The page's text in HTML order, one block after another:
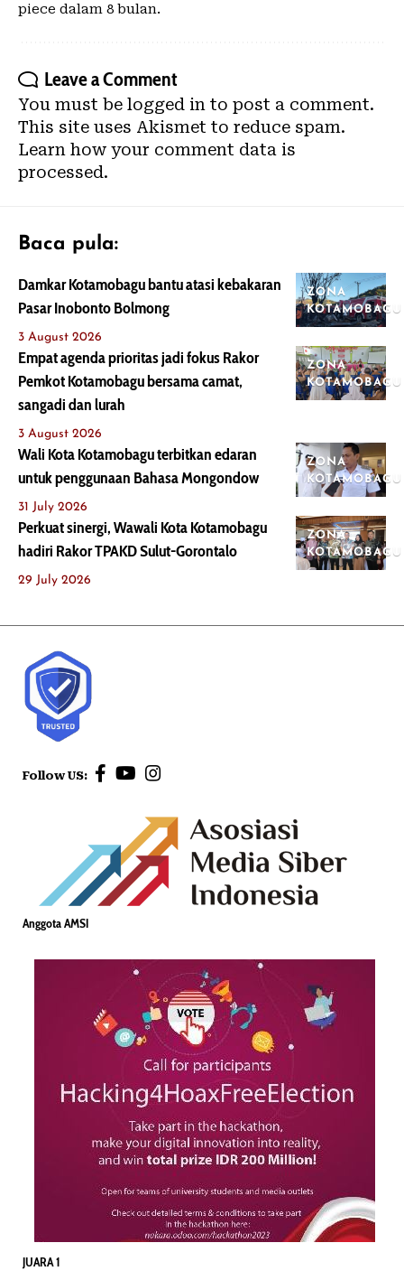
piece dalam 8 bulan.
Leave a Comment
You must be logged in to post a comment.
This site uses Akismet to reduce spam.
Learn how your comment data is
processed.
Baca pula:
ZONA
KOTAMOBAGU
Damkar Kotamobagu bantu atasi kebakaran
Pasar Inobonto Bolmong
3 August 2026
ZONA
KOTAMOBAGU
Empat agenda prioritas jadi fokus Rakor
Pemkot Kotamobagu bersama camat,
sangadi dan lurah
3 August 2026
ZONA
KOTAMOBAGU
Wali Kota Kotamobagu terbitkan edaran
untuk penggunaan Bahasa Mongondow
31 July 2026
ZONA
KOTAMOBAGU
Perkuat sinergi, Wawali Kota Kotamobagu
hadiri Rakor TPAKD Sulut-Gorontalo
29 July 2026
Follow US:
Anggota AMSI
JUARA 1